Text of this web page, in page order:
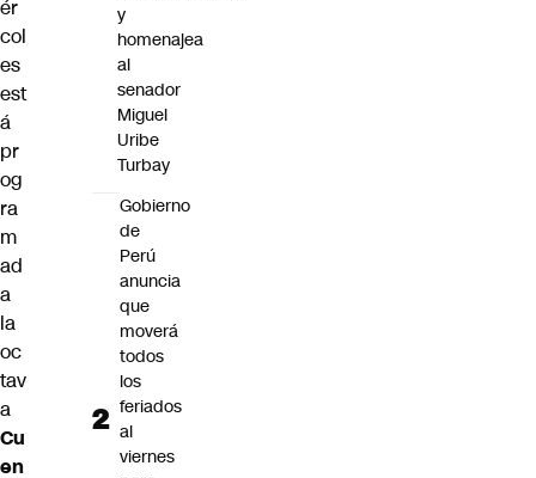
ér
col
es
est
á
pr
og
ra
m
ad
a
la
oc
tav
a
Cu
en
y
homenajea
al
senador
Miguel
Uribe
Turbay
Gobierno
de
Perú
anuncia
que
moverá
todos
los
feriados
al
viernes